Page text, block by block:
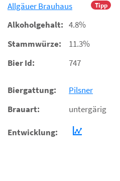
Tipp
Allgäuer Brauhaus
Alkoholgehalt: 4.8%
Stammwürze:
11.3%
Bier Id:
747
Biergattung:
Pilsner
Brauart:
untergärig
Entwicklung: